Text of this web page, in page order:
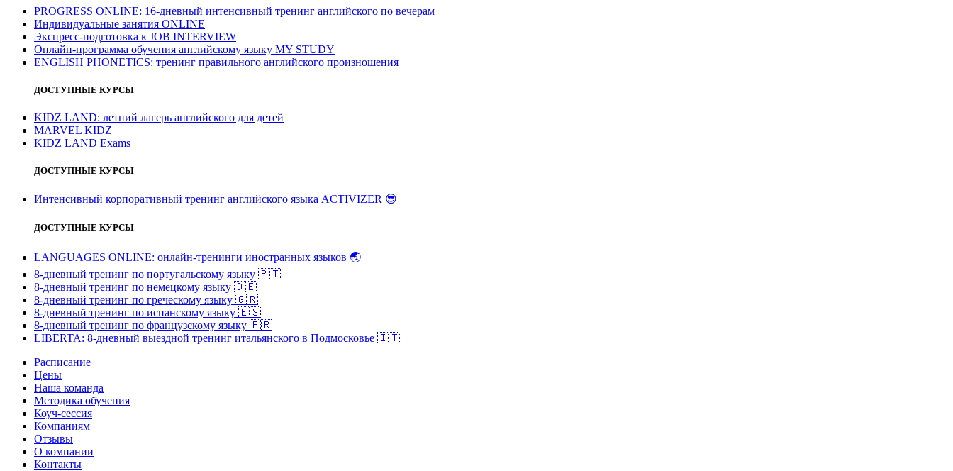
PROGRESS ONLINE: 16-дневный интенсивный тренинг английского по вечерам
Индивидуальные занятия ONLINE
Экспресс-подготовка к JOB INTERVIEW
Онлайн-программа обучения английскому языку MY STUDY
ENGLISH PHONETICS: тренинг правильного английского произношения
ДОСТУПНЫЕ КУРСЫ
KIDZ LAND: летний лагерь английского для детей
MARVEL KIDZ
KIDZ LAND Exams
ДОСТУПНЫЕ КУРСЫ
Интенсивный корпоративный тренинг английского языка ACTIVIZER 😎
ДОСТУПНЫЕ КУРСЫ
LANGUAGES ONLINE: онлайн-тренинги иностранных языков 🌏
8-дневный тренинг по португальскому языку 🇵🇹
8-дневный тренинг по немецкому языку 🇩🇪
8-дневный тренинг по греческому языку 🇬🇷
8-дневный тренинг по испанскому языку 🇪🇸
8-дневный тренинг по французскому языку 🇫🇷
LIBERTA: 8-дневный выездной тренинг итальянского в Подмосковье 🇮🇹
Расписание
Цены
Наша команда
Методика обучения
Коуч-сессия
Компаниям
Отзывы
О компании
Контакты